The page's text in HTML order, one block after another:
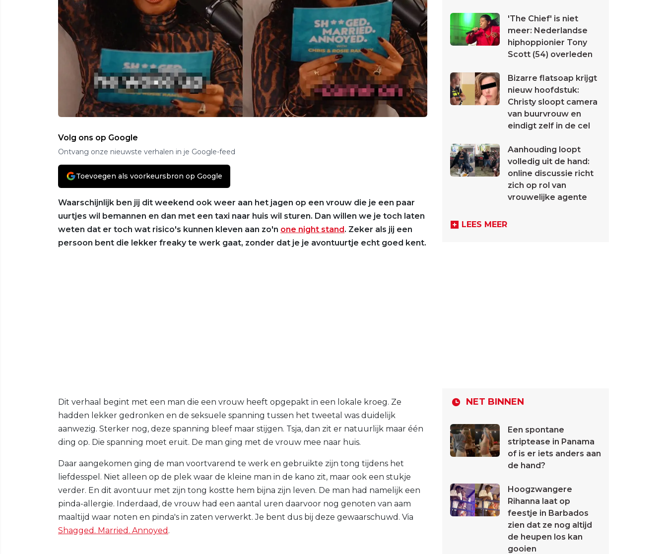
Volg ons op Google
Ontvang onze nieuwste verhalen in je Google-feed
Toevoegen als voorkeursbron op Google
Waarschijnlijk ben jij dit weekend ook weer aan het jagen op een vrouw die je een paar
uurtjes wil bemannen en dan met een taxi naar huis wil sturen. Dan willen we je toch laten
weten dat er toch wat risico's kunnen kleven aan zo'n one night stand. Zeker als jij een
persoon bent die lekker freaky te werk gaat, zonder dat je je avontuurtje echt goed kent.
Dit verhaal begint met een man die een vrouw heeft opgepakt in een lokale kroeg. Ze
hadden lekker gedronken en de seksuele spanning tussen het tweetal was duidelijk
aanwezig. Sterker nog, deze spanning bleef maar stijgen. Tsja, dan zit er natuurlijk maar één
ding op. Die spanning moet eruit. De man ging met de vrouw mee naar huis.
Daar aangekomen ging de man voortvarend te werk en gebruikte zijn tong tijdens het
liefdesspel. Niet alleen op de plek waar de kleine man in de kano zit, maar ook een stukje
verder. En dit avontuur met zijn tong kostte hem bijna zijn leven. De man had namelijk een
pinda-allergie. Inderdaad, de vrouw had een aantal uren daarvoor nog genoten van aam
maaltijd waar noten en pinda's in zaten verwerkt. Je bent dus bij deze gewaarschuwd. Via
Shagged. Married. Annoyed .
'The Chief' is niet
meer: Nederlandse
hiphoppionier Tony
Scott (54) overleden
Bizarre flatsoap krijgt
nieuw hoofdstuk:
Christy sloopt camera
van buurvrouw en
eindigt zelf in de cel
Aanhouding loopt
volledig uit de hand:
online discussie richt
zich op rol van
vrouwelijke agente
LEES MEER
NET BINNEN
Een spontane
striptease in Panama
of is er iets anders aan
de hand?
Hoogzwangere
Rihanna laat op
feestje in Barbados
zien dat ze nog altijd
de heupen los kan
gooien